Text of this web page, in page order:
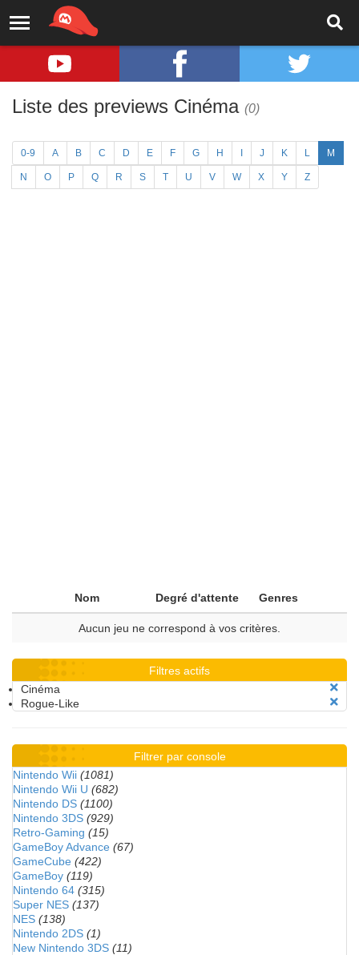
Liste des previews Cinéma (0)
0-9 A B C D E F G H J K L M
N O P Q R S T U V W X Y Z
Nom Degré d'attente Genres
Aucun jeu ne correspond à vos critères.
Filtres actifs
Cinéma
Rogue-Like
Filtrer par console
Nintendo Wii (1081)
Nintendo Wii U (682)
Nintendo DS (1100)
Nintendo 3DS (929)
Retro-Gaming (15)
GameBoy Advance (67)
GameCube (422)
GameBoy (119)
Nintendo 64 (315)
Super NES (137)
NES (138)
Nintendo 2DS (1)
New Nintendo 3DS (11)